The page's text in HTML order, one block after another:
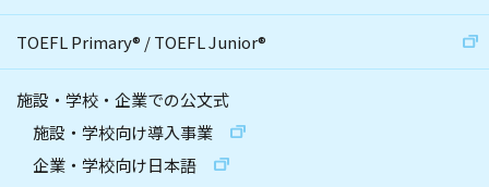
TOEFL Primary® /TOEFL Junior®
施設・学校・企業での公文式
施設・学校向け導入事業
企業・学校向け日本語